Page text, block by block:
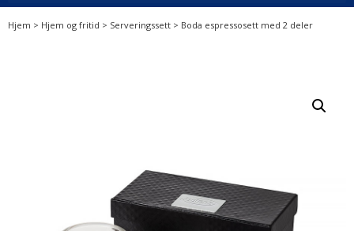
Hjem > Hjem og fritid > Serveringssett > Boda espressosett med 2 deler